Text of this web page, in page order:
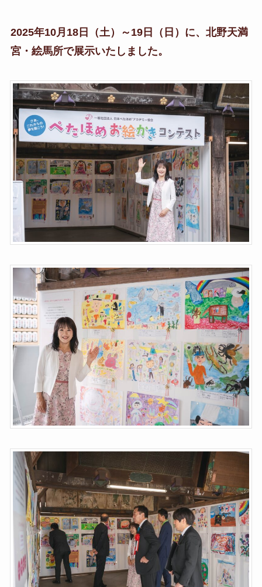
2025年10月18日（土）～19日（日）に、北野天満
宮・絵馬所で展示いたしました。